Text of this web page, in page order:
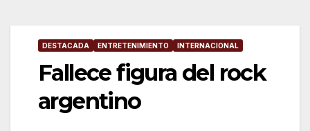
DESTACADA ENTRETENIMIENTO INTERNACIONAL
Fallece figura del rock
argentino